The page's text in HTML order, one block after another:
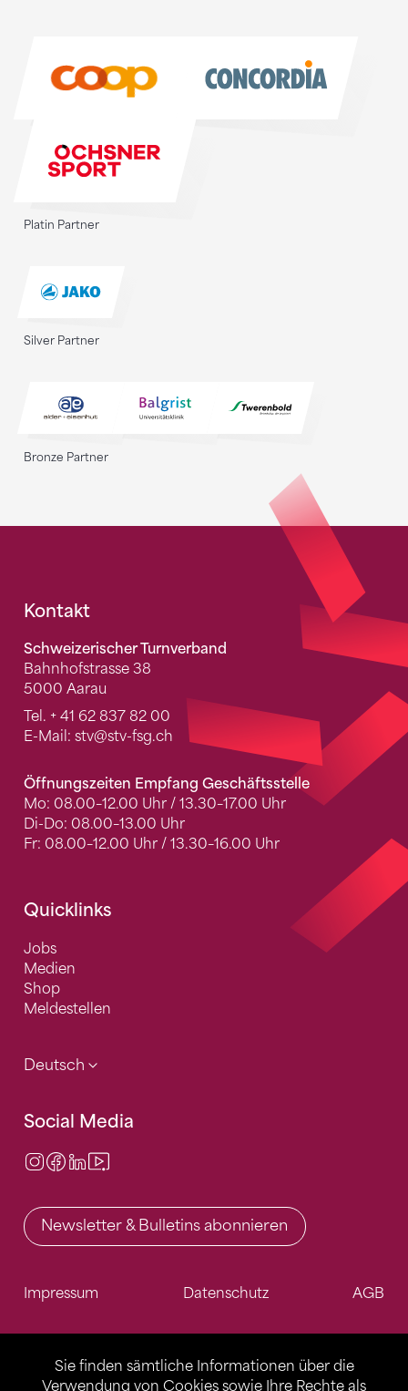
Sie finden sämtliche Informationen über die
Verwendung von Cookies sowie Ihre Rechte als
Platin Partner
Silver Partner
Bronze Partner
Fusszeile
Kontakt
Schweizerischer Turnverband
Bahnhofstrasse 38
5000 Aarau
Tel. + 41 62 837 82 00
E-Mail: stv@stv-fsg.ch
Öffnungszeiten Empfang Geschäftsstelle
Mo: 08.00–12.00 Uhr / 13.30–17.00 Uhr
Di-Do: 08.00–13.00 Uhr
Fr: 08.00–12.00 Uhr / 13.30–16.00 Uhr
Quicklinks
Jobs
Medien
Shop
Meldestellen
Deutsch
Social Media
Instagram
Facebook
LinkedIn
Newsletter & Bulletins abonnieren
Impressum Datenschutz AGB